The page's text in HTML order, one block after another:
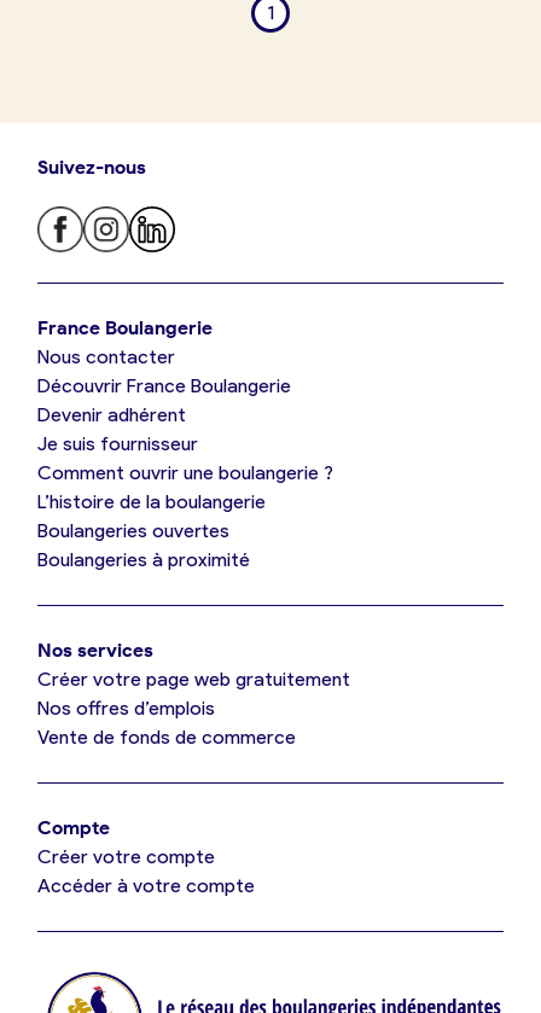
Je trouve ma boulangerie
Je suis boulanger
Je découvre France Boulangerie
Mes tarifs
Je référence ma boulangerie (gratuit)
Offres d’emploi
Je suis fournisseur
1
Suivez-nous
France Boulangerie
Nous contacter
Découvrir France Boulangerie
Devenir adhérent
Je suis fournisseur
Comment ouvrir une boulangerie ?
L’histoire de la boulangerie
Boulangeries ouvertes
Boulangeries à proximité
Nos services
Créer votre page web gratuitement
Nos offres d’emplois
Vente de fonds de commerce
Compte
Créer votre compte
Accéder à votre compte